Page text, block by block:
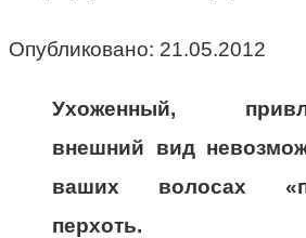
Опубликовано: 21.05.2012
Ухоженный,
внешний вид
ваших волосах
перхоть.